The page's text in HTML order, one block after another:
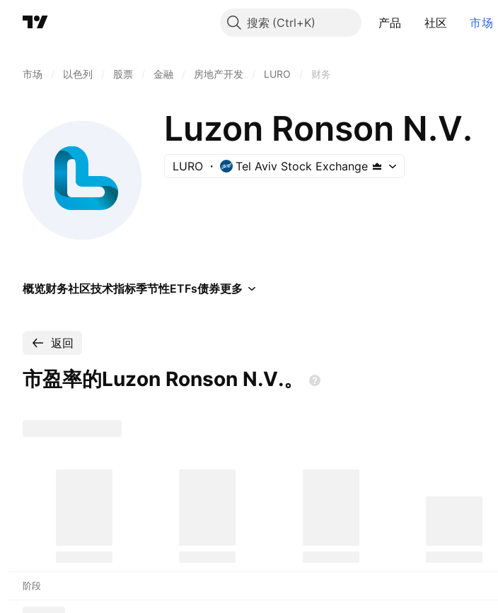
搜索 产品 社区 市场
市场 以色列 股票 金融 房地产开发 LURO 财务
Luzon Ronson N.V.
LURO Tel Aviv Stock Exchange
概览财务社区技术指标季节性ETFs债券更多
返回
市盈率的Luzon Ronson N.V.。
阶段